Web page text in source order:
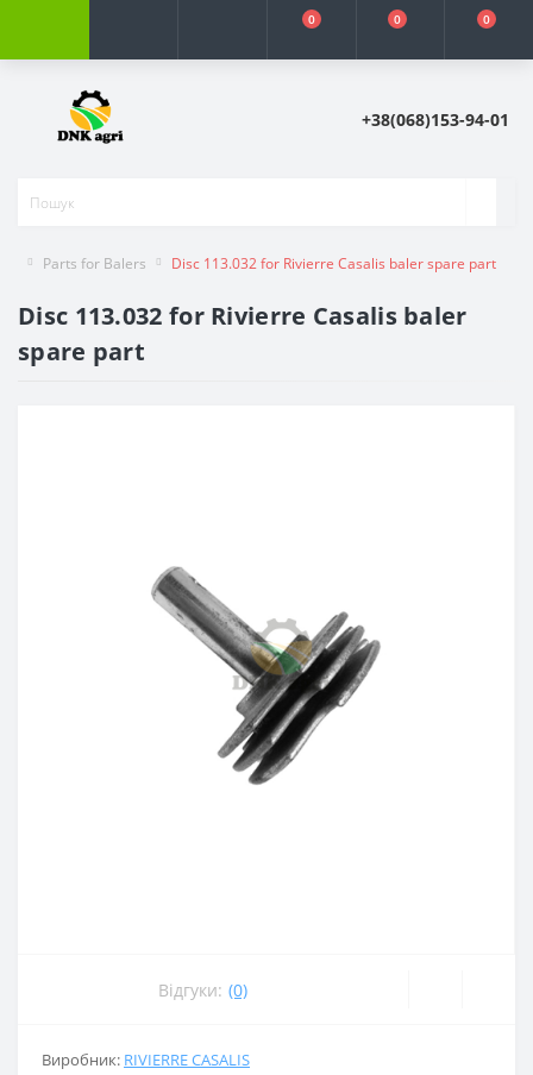
0 0 0
+38(068)153-94-01
Parts for Balers Disc 113.032 for Rivierre Casalis baler spare part
Disc 113.032 for Rivierre Casalis baler
spare part
Відгуки: (0)
Виробник: RIVIERRE CASALIS